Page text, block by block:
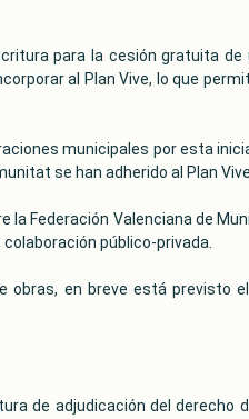
para la cesión gratuita
al Plan Vive, lo que
municipales por esta
se han adherido al Plan
Federación Valenciana de
público-privada.
en breve está previsto
de adjudicación del derecho